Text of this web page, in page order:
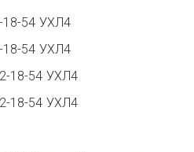
54 УХЛ4
54 УХЛ4
18-54 УХЛ4
18-54 УХЛ4